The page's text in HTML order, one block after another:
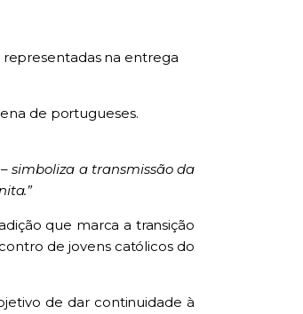
na entrega
de portugueses.
simboliza a transmissão da
que marca a transição
de jovens católicos do
de dar continuidade à